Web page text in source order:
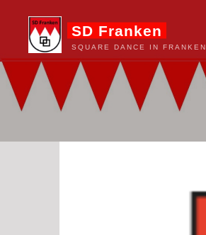
springen
SD Franken
SQUARE DANCE IN FRANKEN